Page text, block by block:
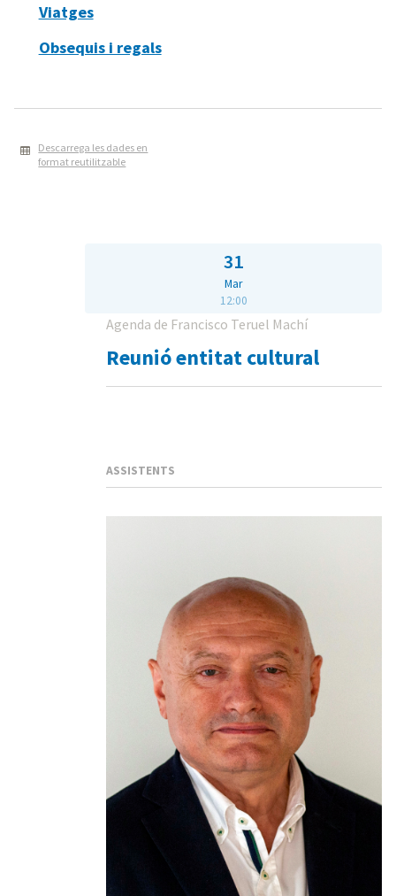
Viatges
Obsequis i regals
Descarrega les dades en
format reutilitzable
31
Mar
12:00
Agenda de Francisco Teruel Machí
Reunió entitat cultural
ASSISTENTS